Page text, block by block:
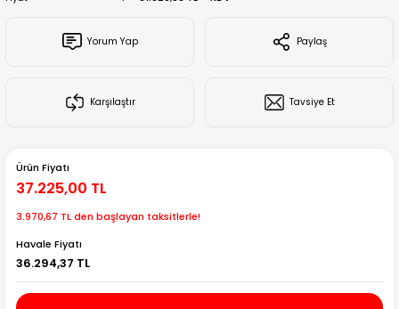
Creality K Serisi
Yorum Yap Paylaş
Karşılaştır Tavsiye Et
Ürün Fiyatı
37.225,00 TL
3.970,67 TL den başlayan taksitlerle!
Havale Fiyatı
36.294,37 TL